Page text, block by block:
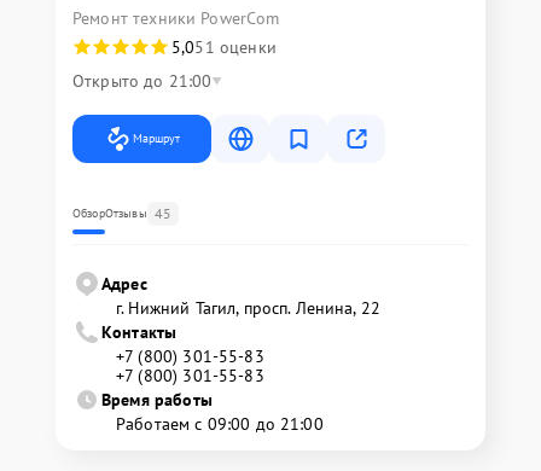
Ремонт техники PowerCom
5,051 оценки
Открыто до 21:00
Маршрут
ОбзорОтзывы 45
Адрес
г. Нижний Тагил, просп. Ленина, 22
Контакты
+7 (800) 301-55-83
+7 (800) 301-55-83
Время работы
Работаем с 09:00 до 21:00